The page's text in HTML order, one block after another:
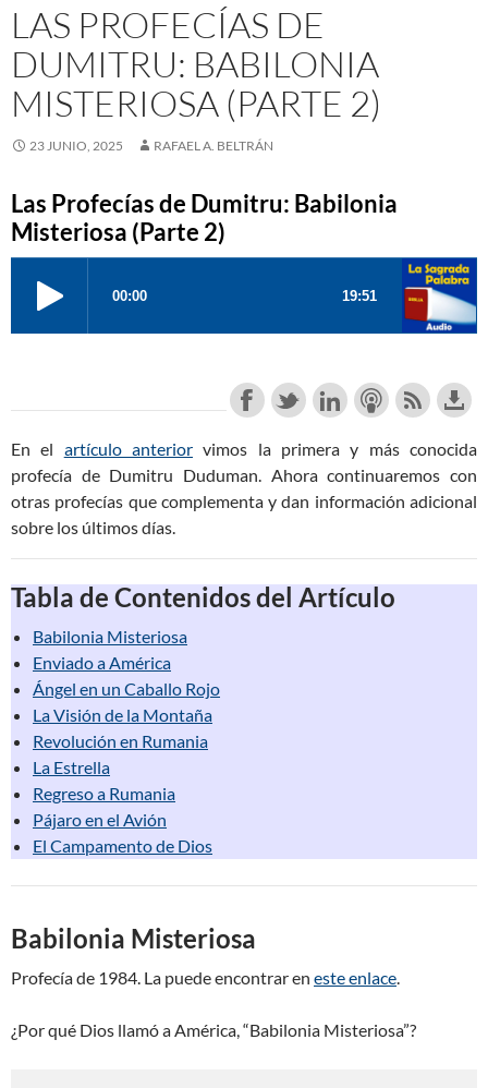
LAS PROFECÍAS DE
DUMITRU: BABILONIA
MISTERIOSA (PARTE 2)
23 JUNIO, 2025 RAFAEL A. BELTRÁN
Las Profecías de Dumitru: Babilonia
Misteriosa (Parte 2)
En el artículo anterior vimos la primera y más conocida
profecía de Dumitru Duduman. Ahora continuaremos con
otras profecías que complementa y dan información adicional
sobre los últimos días.
Tabla de Contenidos del Artículo
Babilonia Misteriosa
Enviado a América
Ángel en un Caballo Rojo
La Visión de la Montaña
Revolución en Rumania
La Estrella
Regreso a Rumania
Pájaro en el Avión
El Campamento de Dios
Babilonia Misteriosa
Profecía de 1984. La puede encontrar en este enlace.
¿Por qué Dios llamó a América, “Babilonia Misteriosa”?